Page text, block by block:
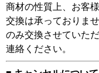
商材の性質上、お客
交換は承っておりま
のみ交換させていた
連絡ください。